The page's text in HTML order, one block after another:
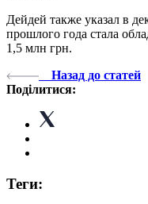
Дейдей также указал в
прошлого года стала
1,5 млн грн.
Назад до статей
Поділитися:
Теги: